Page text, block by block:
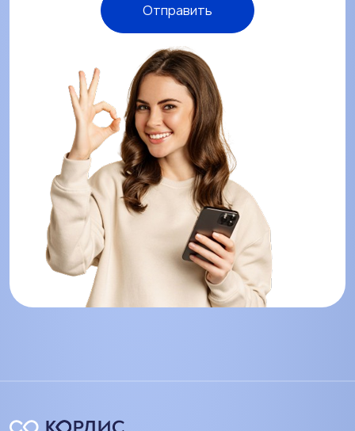
Отправить